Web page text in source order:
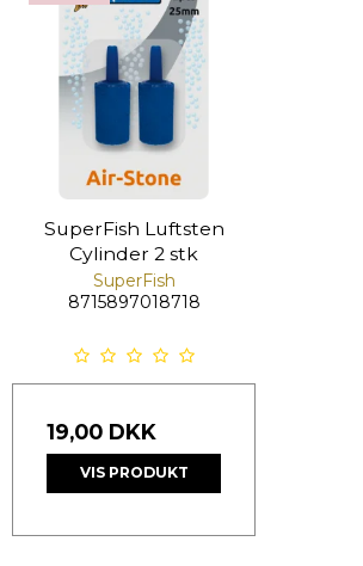
SuperFish Luftsten
Cylinder 2 stk
SuperFish
8715897018718
19,00 DKK
VIS PRODUKT